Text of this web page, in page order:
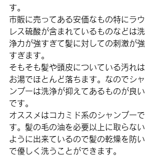
す。
市販に売ってある安価なもの特にラウ
レス硫酸が含まれているものなどは洗
浄力が強すぎて髪に対しての刺激が強
すぎます。
そもそも髪や頭皮についている汚れは
お湯でほとんど落ちます。なのでシャ
ンプーは洗浄が抑えてあるものが良い
です。
オススメはコカミド系のシャンプーで
す。髪の毛の油を必要以上に取らない
ように出来ているので髪の乾燥を防い
で優しく洗うことができます。